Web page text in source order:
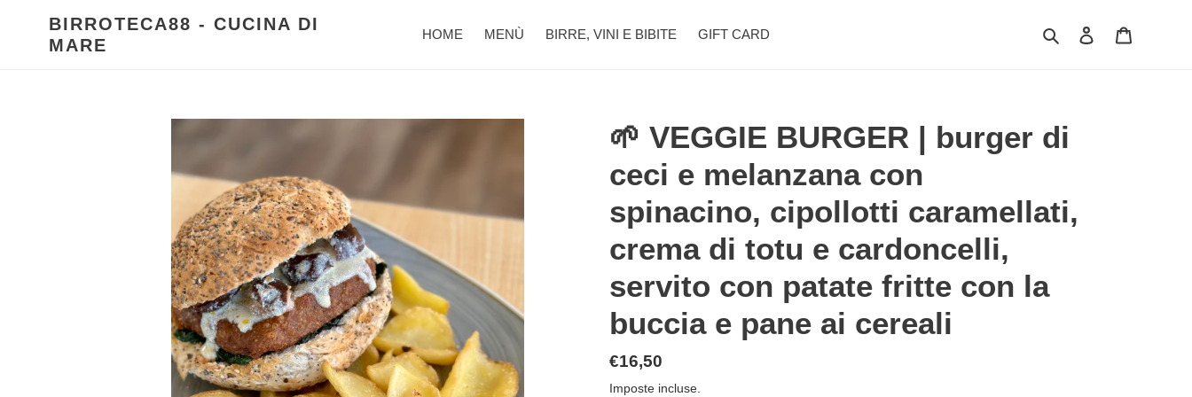
direttamenteBIRROTECA88 - CUCINA DI
MARE
HOME MENÙ BIRRE, VINI E BIBITE GIFT CARD Cerca Accedi
🌱 VEGGIE BURGER | burger di
ceci e melanzana con
spinacino, cipollotti caramellati,
crema di totu e cardoncelli,
servito con patate fritte con la
buccia e pane ai cereali
Prezzo
di
€16,50
Imposte incluse.